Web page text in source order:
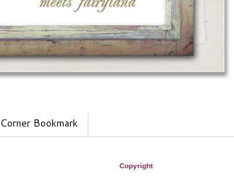
Corner Bookmark
Copyright